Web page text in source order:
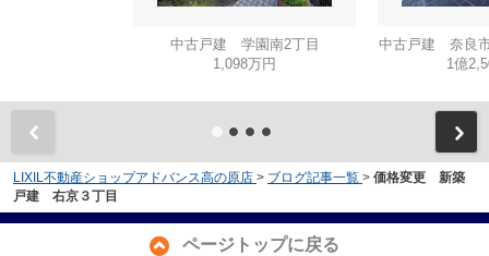
中古戸建 学園南2丁目
1,098万円
中古戸建 奈良
1億
LIXIL不動産ショップアドバンス高の原店 > ブログ記事一覧 > 価格変更 新築
戸建 右京３丁目
ページトップに戻る